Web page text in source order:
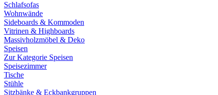
Schlafsofas
Wohnwände
Sideboards & Kommoden
Vitrinen & Highboards
Massivholzmöbel & Deko
Speisen
Zur Kategorie Speisen
Speisezimmer
Tische
Stühle
Sitzbänke & Eckbankgruppen